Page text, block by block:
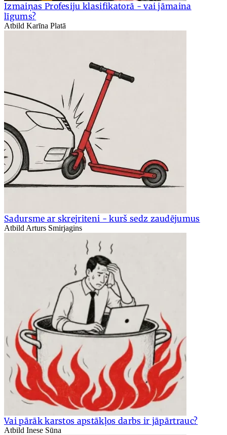
Izmaiņas Profesiju klasifikatorā - vai jāmaina
līgums?
Atbild Karīna Platā
Sadursme ar skrejriteni - kurš sedz zaudējumus
Atbild Arturs Smirjagins
Vai pārāk karstos apstākļos darbs ir jāpārtrauc?
Atbild Inese Sūna